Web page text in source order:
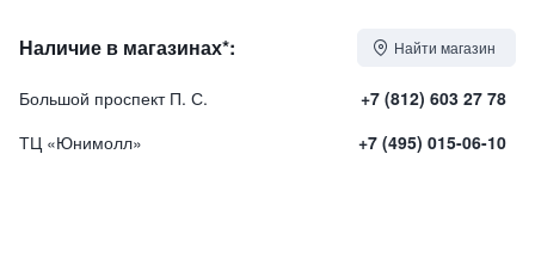
Наличие в магазинах*: Найти магазин
Большой проспект П. С.
+7 (812) 603 27 78
ТЦ «Юнимолл»
+7 (495) 015-06-10